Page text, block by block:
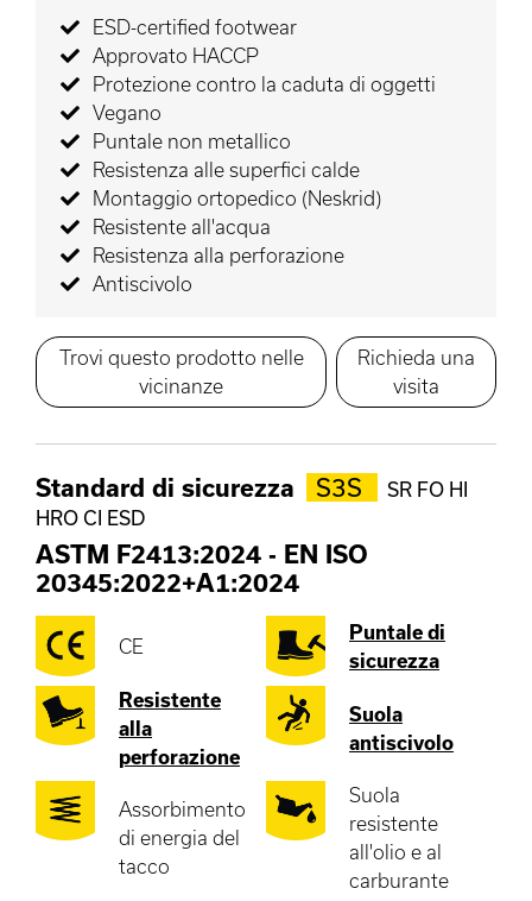
ESD-certified footwear
Approvato HACCP
Protezione contro la caduta di oggetti
Vegano
Puntale non metallico
Resistenza alle superfici calde
Montaggio ortopedico (Neskrid)
Resistente all'acqua
Resistenza alla perforazione
Antiscivolo
Trovi questo prodotto nelle
vicinanze
Richieda una
visita
Standard di sicurezza S3S
SR FO HI
HRO CI ESD
ASTM F2413:2024 - EN ISO
20345:2022+A1:2024
CE
Puntale di
sicurezza
Resistente
alla
perforazione
Suola
antiscivolo
Assorbimento
di energia del
tacco
Suola
resistente
all'olio e al
carburante